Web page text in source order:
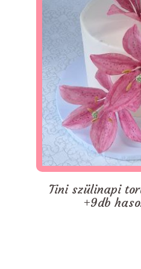
Tini szülinapi
+9db